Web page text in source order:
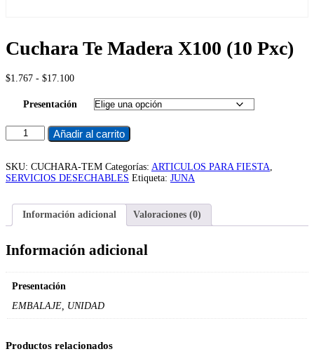
Cuchara Te Madera X100 (10 Pxc)
$1.767 - $17.100Rango
precios:
desde
hasta
$17.100
Presentación
Cuchara
Te
X100
(10
Añadir al carrito
SKU: CUCHARA-TEM Categorías: ARTICULOS PARA FIESTA
SERVICIOS DESECHABLES Etiqueta: JUNA
Información adicional Valoraciones (0)
Información adicional
Presentación
EMBALAJE, UNIDAD
Productos relacionados